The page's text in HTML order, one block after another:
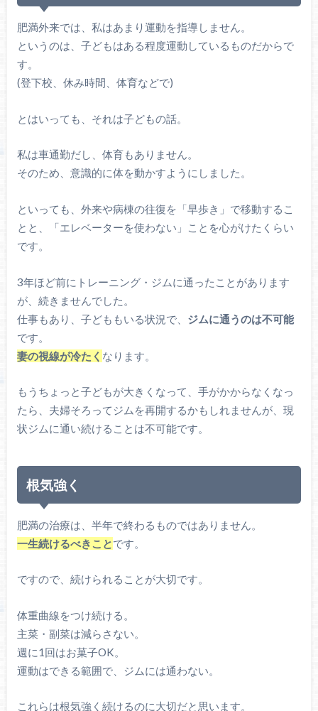
肥満外来では、私はあまり運動を指導しません。
というのは、子どもはある程度運動しているものだからで
す。
(登下校、休み時間、体育などで)
とはいっても、それは子どもの話。
私は車通勤だし、体育もありません。
そのため、意識的に体を動かすようにしました。
といっても、外来や病棟の往復を「早歩き」で移動するこ
とと、「エレベーターを使わない」ことを心がけたくらい
です。
3年ほど前にトレーニング・ジムに通ったことがあります
が、続きませんでした。
仕事もあり、子どももいる状況で、 ジムに通うのは不可能
です。
妻の視線が冷たく なります。
もうちょっと子どもが大きくなって、手がかからなくなっ
たら、夫婦そろってジムを再開するかもしれませんが、現
状ジムに通い続けることは不可能です。
根気強く
肥満の治療は、半年で終わるものではありません。
一生続けるべきことです。
ですので、続けられることが大切です。
体重曲線をつけ続ける。
主菜・副菜は減らさない。
週に1回はお菓子OK。
運動はできる範囲で、ジムには通わない。
これらは根気強く続けるのに大切だと思います。